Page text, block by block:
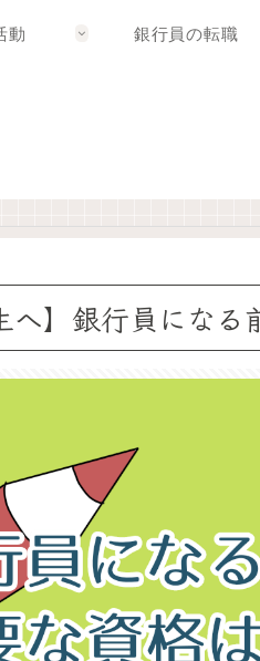
動 銀行員の転職
へ】銀行員にな